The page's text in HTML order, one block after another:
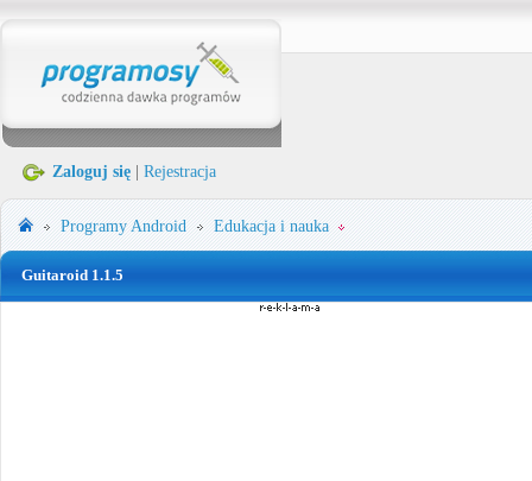
Zaloguj się Rejestracja
ProgramyAndroid Edukacja i nauka
Guitaroid 1.1.5